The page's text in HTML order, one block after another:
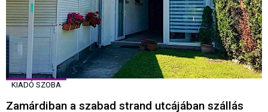
KIADÓ SZOBA
Zamárdiban a szabad strand utcájában szállás